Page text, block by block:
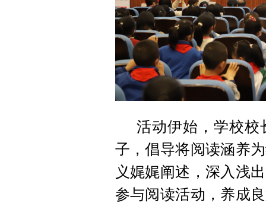
活动伊始，学校校
子，倡导将阅读涵养
义娓娓阐述，深入浅
参与阅读活动，养成